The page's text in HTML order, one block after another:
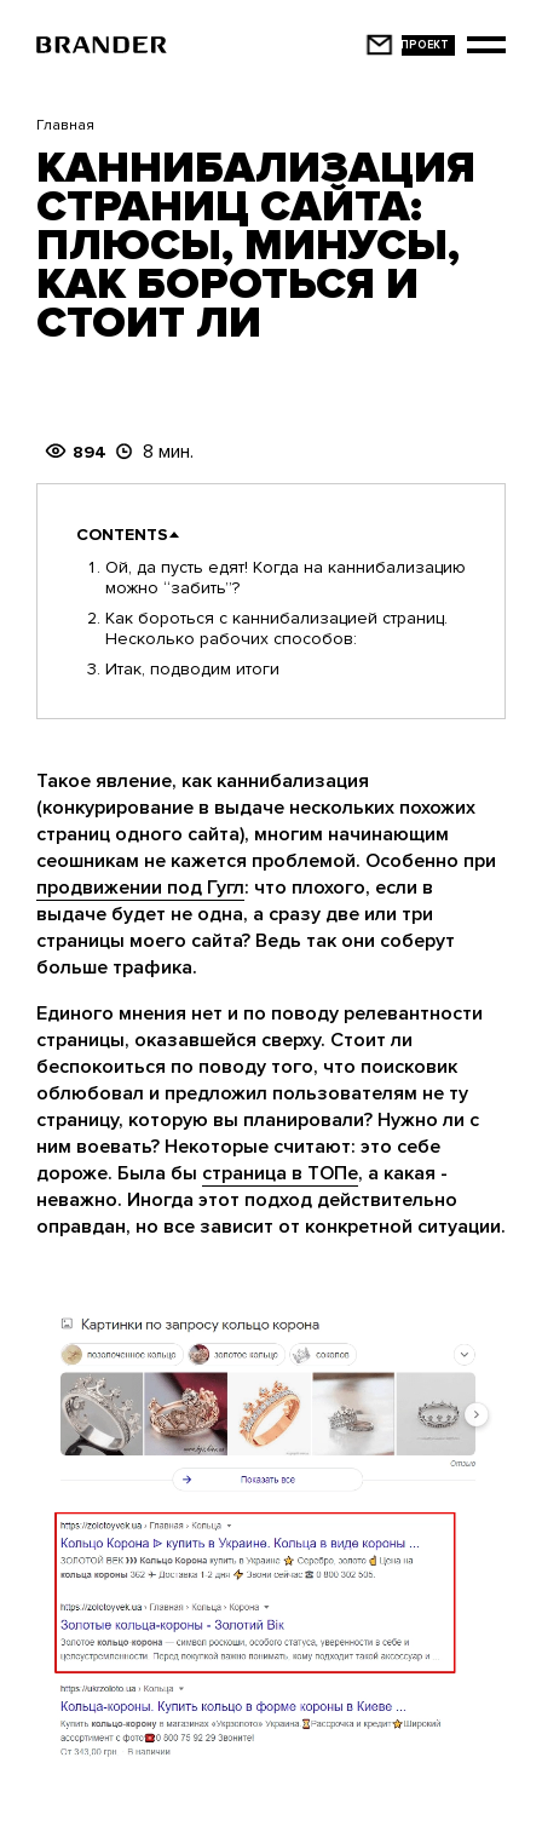
основному
Главная
КАННИБАЛИЗАЦИЯ
СТРАНИЦ САЙТА:
ПЛЮСЫ, МИНУСЫ,
КАК БОРОТЬСЯ И
СТОИТ ЛИ
894 8 мин.
CONTENTS
Ой, да пусть едят! Когда на каннибализацию
можно “забить”?
Как бороться с каннибализацией страниц.
Несколько рабочих способов:
Итак, подводим итоги
Такое явление, как каннибализация
(конкурирование в выдаче нескольких похожих
страниц одного сайта), многим начинающим
сеошникам не кажется проблемой. Особенно при
продвижении под Гугл: что плохого, если в
выдаче будет не одна, а сразу две или три
страницы моего сайта? Ведь так они соберут
больше трафика.
Единого мнения нет и по поводу релевантности
страницы, оказавшейся сверху. Стоит ли
беспокоиться по поводу того, что поисковик
облюбовал и предложил пользователям не ту
страницу, которую вы планировали? Нужно ли с
ним воевать? Некоторые считают: это себе
дороже. Была бы страница в ТОПе, а какая -
неважно. Иногда этот подход действительно
оправдан, но все зависит от конкретной ситуации.